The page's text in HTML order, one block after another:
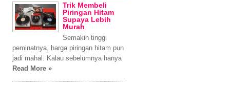
Trik Membeli
Piringan Hitam
Supaya Lebih
Murah
Semakin tinggi
peminatnya, harga piringan hitam pun
jadi mahal. Kalau sebelumnya hanya
Read More »